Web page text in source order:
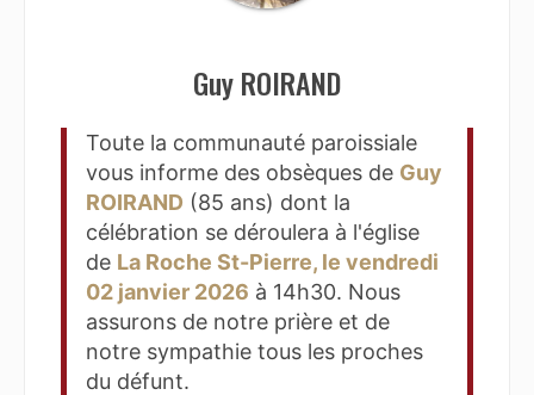
Guy ROIRAND
Toute la communauté paroissiale
vous informe des obsèques de Guy
ROIRAND (85 ans) dont la
célébration se déroulera à l'église
de La Roche St-Pierre, le vendredi
02 janvier 2026 à 14h30. Nous
assurons de notre prière et de
notre sympathie tous les proches
du défunt.